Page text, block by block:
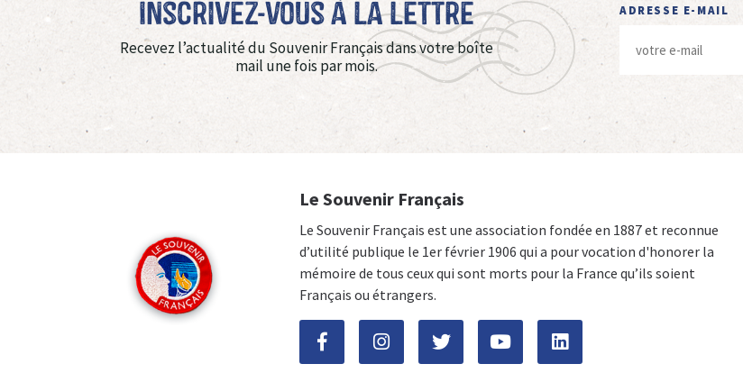
Inscrivez-vous à La Lettre
Recevez l’actualité du Souvenir Français dans votre boîte
mail une fois par mois.
ADRESSE E-MAIL
Le Souvenir Français
Le Souvenir Français est une association fondée en 1887 et reconnue
d’utilité publique le 1er février 1906 qui a pour vocation d'honorer la
mémoire de tous ceux qui sont morts pour la France qu’ils soient
Français ou étrangers.